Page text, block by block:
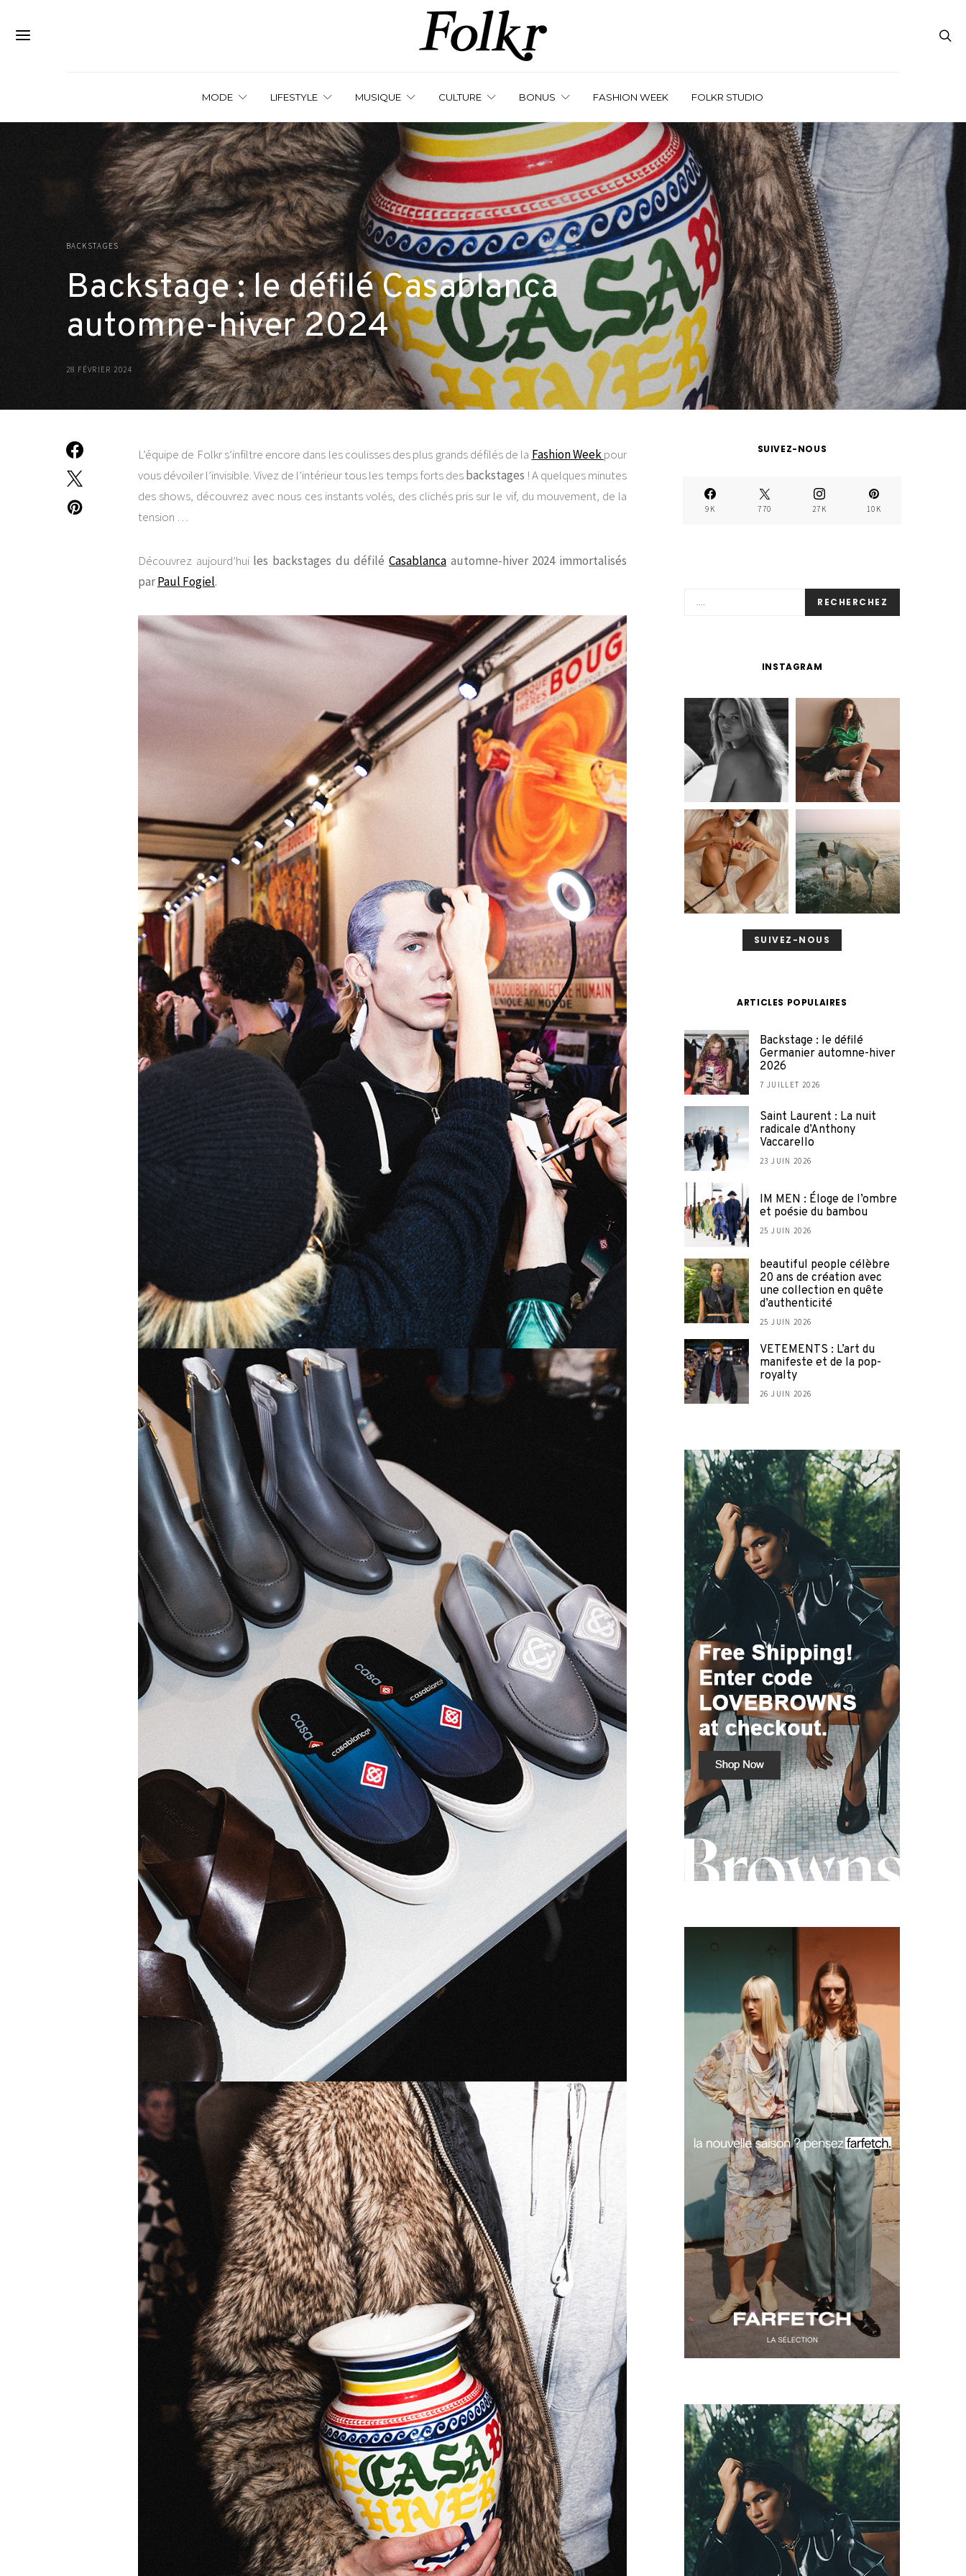
MODE LIFESTYLE MUSIQUE CULTURE BONUS FASHION WEEK FOLKR STUDIO
BACKSTAGES
Backstage : le défilé Casablanca
automne-hiver 2024
28 FÉVRIER 2024
L’équipe de Folkr s’infiltre encore dans les coulisses des plus grands défilés de la Fashion Weekpour
vous dévoiler l’invisible. Vivez de l’intérieur tous les temps forts desbackstages ! A quelques minutes
des shows, découvrez avec nous ces instants volés, des clichés pris sur le vif, du mouvement, de la
tension …
Découvrez aujourd’hui les backstages du défiléCasablanca automne-hiver 2024 immortalisés
parPaul Fogiel.
SUIVEZ-NOUS
9K 770 27K 10K
RECHERCHEZ
INSTAGRAM
SUIVEZ-NOUS
ARTICLES POPULAIRES
Backstage : le défilé
Germanier automne-hiver
2026
7 JUILLET 2026
Saint Laurent : La nuit
radicale d’Anthony
Vaccarello
23 JUIN 2026
IM MEN : Éloge de l’ombre
et poésie du bambou
25 JUIN 2026
beautiful people célèbre
20 ans de création avec
une collection en quête
d’authenticité
25 JUIN 2026
VETEMENTS : L’art du
manifeste et de la pop-
royalty
26 JUIN 2026